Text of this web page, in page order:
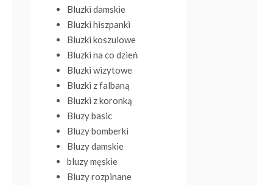
Bluzki damskie
Bluzki hiszpanki
Bluzki koszulowe
Bluzki na co dzień
Bluzki wizytowe
Bluzki z falbaną
Bluzki z koronką
Bluzy basic
Bluzy bomberki
Bluzy damskie
bluzy męskie
Bluzy rozpinane